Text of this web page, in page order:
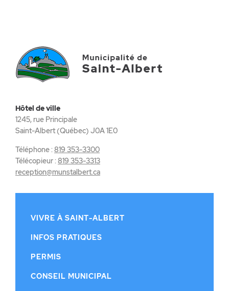
Hôtel de ville
1245, rue Principale
Saint-Albert (Québec) J0A 1E0
Téléphone :819 353-3300
Télécopieur :819 353-3313
reception@munstalbert.ca
VIVRE À SAINT-ALBERT
INFOS PRATIQUES
PERMIS
CONSEIL MUNICIPAL